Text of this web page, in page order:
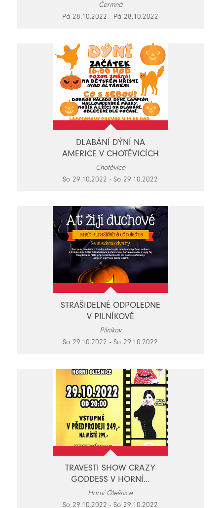
Čermná
Pá 28.10.2022 - Pá 28.10.2022
DLABÁNÍ DÝNÍ NA
AMERICE V CHOTĚVICÍCH
Chotěvice
So 29.10.2022 - So 29.10.2022
STRAŠIDELNÉ ODPOLEDNE
V PILNÍKOVĚ
Pilníkov
So 29.10.2022 - So 29.10.2022
TRAVESTI SHOW CRAZY
GODDESS V HORNÍ...
Horní Olešnice
So 29.10.2022 - So 29.10.2022